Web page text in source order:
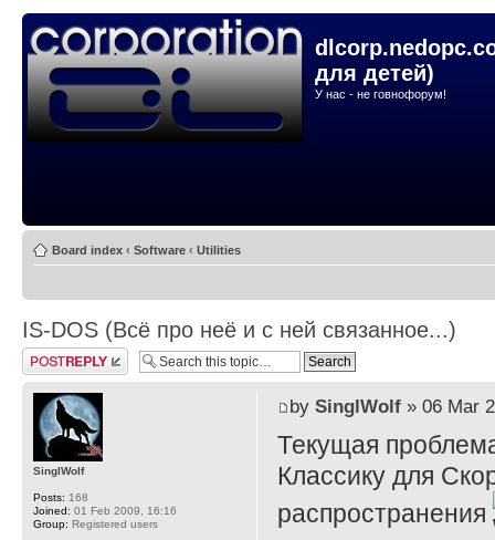
для детей)
У нас - не говнофорум!
Board index ‹ Software ‹ Utilities
IS-DOS (Всё про неё и с ней связанное...)
Post a reply
by SinglWolf» 06 Mar
Текущая
Классику для
распространения
SinglWolf
Posts: 168
Joined: 01 Feb 2009, 16:16
Group: Registered users